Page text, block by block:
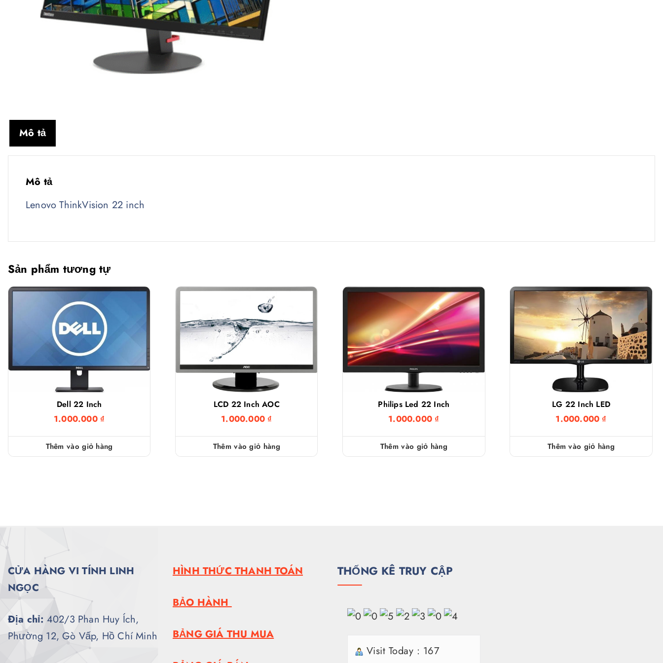
Mô tả
Mô tả
Lenovo ThinkVision 22 inch
Sản phẩm tương tự
Dell 22 Inch
1.000.000 ₫
Thêm vào giỏ hàng
LCD 22 Inch AOC
1.000.000 ₫
Thêm vào giỏ hàng
Philips Led 22 Inch
1.000.000 ₫
Thêm vào giỏ hàng
LG 22 Inch LED
1.000.000 ₫
Thêm vào giỏ hàng
CỬA HÀNG VI TÍNH LINH
NGỌC
Địa chỉ: 402/3 Phan Huy Ích,
Phường 12, Gò Vấp, Hồ Chí Minh
HÌNH THỨC THANH TOÁN
BẢO HÀNH
BẢNG GIÁ THU MUA
THỐNG KÊ TRUY CẬP
Visit Today : 167